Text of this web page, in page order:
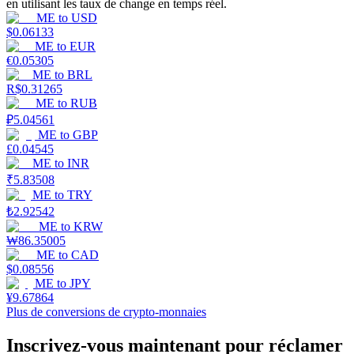
Jalonnement
Des rendements élevés et un accès instantané
Launchpool
Staking flexible pour gagner des jetons populaires
en utilisant les taux de change en temps réel.
ME to USD
$0.06133
ME to EUR
€0.05305
ME to BRL
R$0.31265
ME to RUB
₽5.04561
ME to GBP
£0.04545
ME to INR
₹5.83508
ME to TRY
₺2.92542
ME to KRW
₩86.35005
ME to CAD
$0.08556
ME to JPY
¥9.67864
Plus de conversions de crypto-monnaies
Inscrivez-vous maintenant pour réclamer